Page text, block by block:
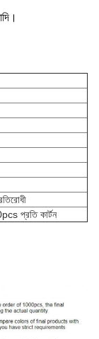
প্রতি কার্টন